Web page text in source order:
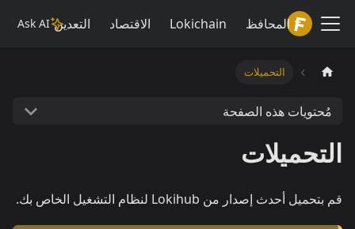
Lokiwiki
المحافظ Lokichain الاقتصاد التعدين Ask AI
التحميلات
مُحتويات هذه الصفحة
التحميلات
قم بتحميل أحدث إصدار من Lokihub لنظام التشغيل الخاص بك.